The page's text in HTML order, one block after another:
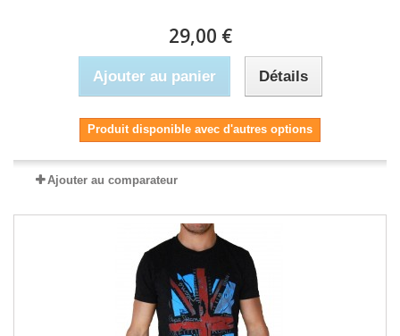
29,00 €
Ajouter au panier Détails
Produit disponible avec d'autres options
Ajouter au comparateur